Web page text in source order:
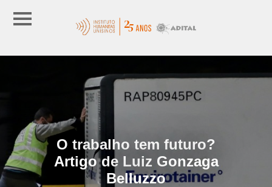
O trabalho tem futuro?
Artigo de Luiz Gonzaga
Belluzzo